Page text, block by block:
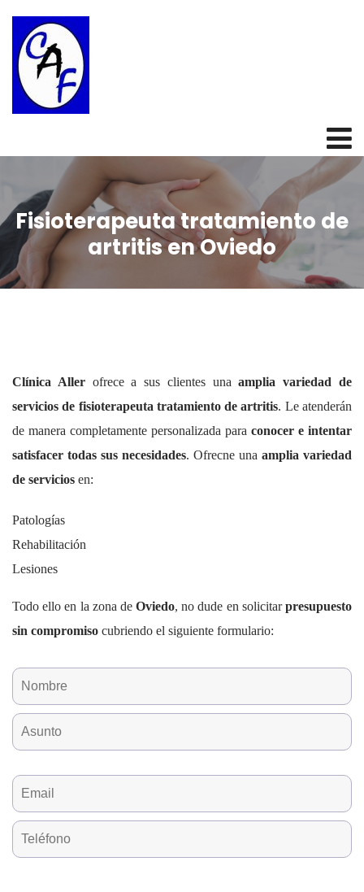
Fisioterapeuta tratamiento de
artritis en Oviedo
Clínica Allerofrece a sus clientes unaamplia variedad de
servicios de fisioterapeuta tratamiento de artritis. Le atenderán
de manera completamente personalizada para conocer e intentar
satisfacer todas sus necesidades. Ofrecne una amplia variedad
de servicios en:
Patologías
Rehabilitación
Lesiones
Todo ello en la zona deOviedo, no dude en solicitarpresupuesto
sin compromiso cubriendo el siguiente formulario: